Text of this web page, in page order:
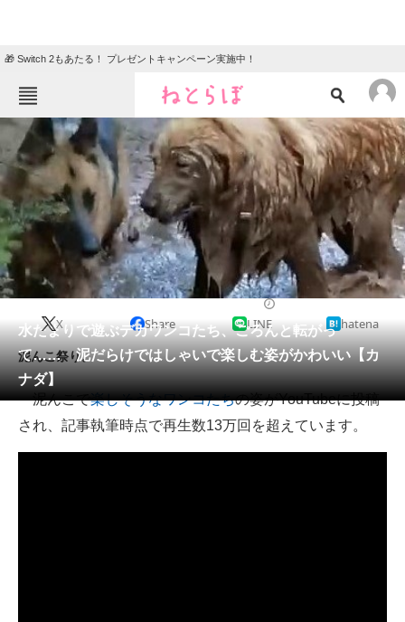
🎁 Switch 2もあたる！ プレゼントキャンペーン実施中！
ねとらぼメニュー
TOP ニュース
エンタメ クイズ
グルメ 地域
住まい 教育・育児
動物 リサーチ
会員記事
メディア
注目記事を集めた総合ページ
水たまりで遊ぶデカワンコたち、ごろんと転がっ
て…… 泥だらけではしゃいで楽しむ姿がかわいい【カ
ナダ】
X Share LINE hatena
泥んこ祭り。
泥んこで楽しそうなワンコたちの姿がYouTubeに投稿
され、記事執筆時点で再生数13万回を超えています。